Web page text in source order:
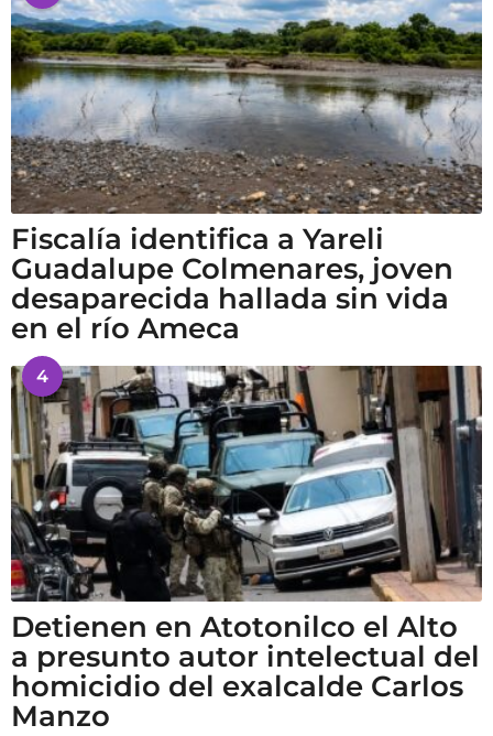
Fiscalía identifica a Yareli
Guadalupe Colmenares, joven
desaparecida hallada sin vida
en el río Ameca
4
Detienen en Atotonilco el Alto
a presunto autor intelectual del
homicidio del exalcalde Carlos
Manzo